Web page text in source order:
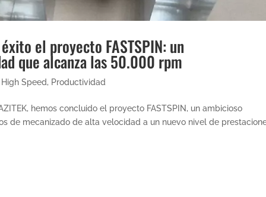
el proyecto FASTSPIN: un
que alcanza las 50.000 rpm
Speed, Productividad
hemos concluido el proyecto FASTSPIN, un ambicioso
de mecanizado de alta velocidad a un nuevo nivel de